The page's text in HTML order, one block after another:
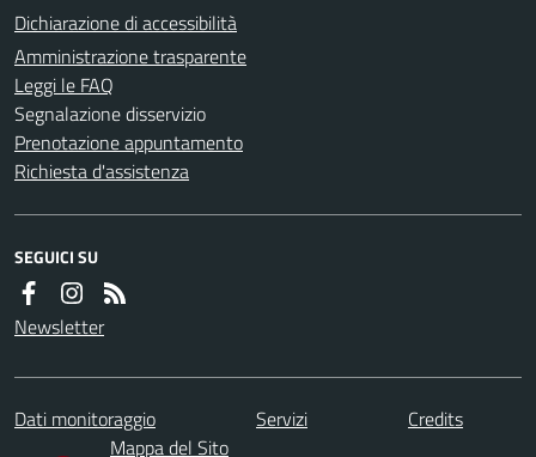
Dichiarazione di accessibilità
Amministrazione trasparente
Leggi le FAQ
Segnalazione disservizio
Prenotazione appuntamento
Richiesta d'assistenza
SEGUICI SU
Newsletter
Dati monitoraggio Servizi
Credits
Mappa del Sito